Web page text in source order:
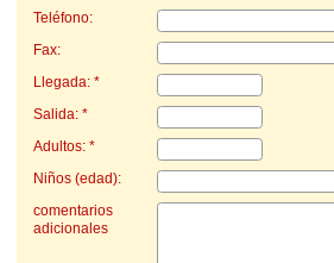
Teléfono:
Fax:
Llegada: *
Salida: *
Adultos: *
Niños (edad):
comentarios
adicionales